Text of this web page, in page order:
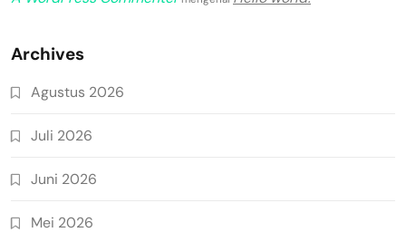
Archives
Agustus 2026
Juli 2026
Juni 2026
Mei 2026